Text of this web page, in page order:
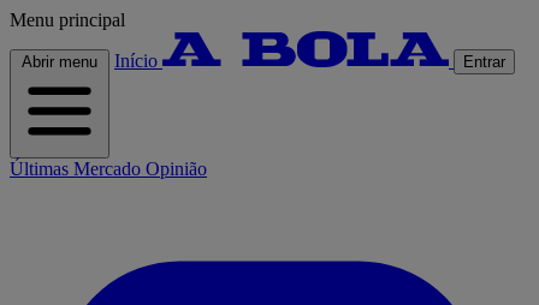
Menu principal
Abrir menu Início Entrar
Últimas Mercado Opinião